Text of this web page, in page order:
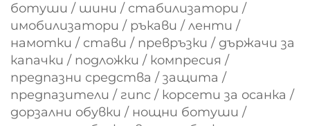
ботуши / шини / стабилизатори /
имобилизатори / ръкави / ленти /
намотки / стави / превръзки / държачи за
капачки / подложки / компресия /
предпазни средства / защита /
предпазители / гипс / корсети за осанка /
дорзални обувки / нощни ботуши /